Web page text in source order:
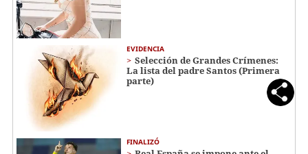
EVIDENCIA
Selección de Grandes Crímenes:
La lista del padre Santos (Primera
parte)
FINALIZÓ